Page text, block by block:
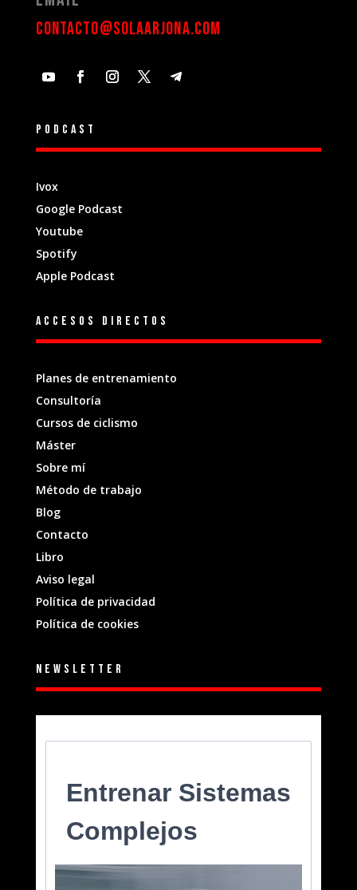
contacto@solaarjona.com
Podcast
Ivox
Google Podcast
Youtube
Spotify
Apple Podcast
Accesos directos
Planes de entrenamiento
Consultoría
Cursos de ciclismo
Máster
Sobre mí
Método de trabajo
Blog
Contacto
Libro
Aviso legal
Política de privacidad
Política de cookies
Newsletter
Entrenar Sistemas
Complejos